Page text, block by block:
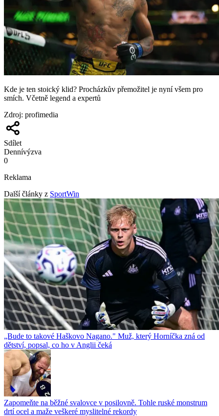
Kde je ten stoický klid? Procházkův přemožitel je nyní všem pro
smích. Včetně legend a expertů
Zdroj: profimedia
Sdílet
Dennívýzva
0
Reklama
Další články z SportWin
„Bude to takové Haškovo Nagano." Muž, který Horníčka zná od
dětství, popsal, co ho v Anglii čeká
Zapomeňte na běžné svalovce v posilovně. Tohle ruské monstrum
drtí ocel a maže veškeré myslitelné rekordy